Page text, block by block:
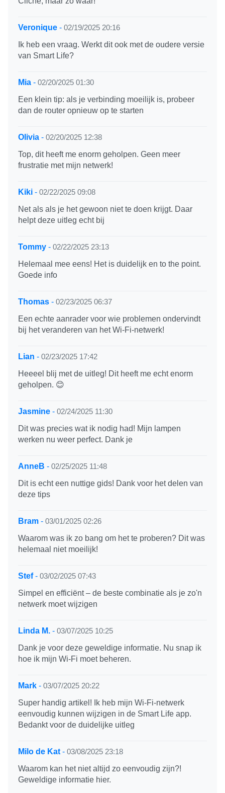
Veronique - 02/19/2025 20:16
Ik heb een vraag. Werkt dit ook met de oudere versie
van Smart Life?
Mia - 02/20/2025 01:30
Een klein tip: als je verbinding moeilijk is, probeer
dan de router opnieuw op te starten
Olivia - 02/20/2025 12:38
Top, dit heeft me enorm geholpen. Geen meer
frustratie met mijn netwerk!
Kiki - 02/22/2025 09:08
Net als als je het gewoon niet te doen krijgt. Daar
helpt deze uitleg echt bij
Tommy - 02/22/2025 23:13
Helemaal mee eens! Het is duidelijk en to the point.
Goede info
Thomas - 02/23/2025 06:37
Een echte aanrader voor wie problemen ondervindt
bij het veranderen van het Wi-Fi-netwerk!
Lian - 02/23/2025 17:42
Heeeel blij met de uitleg! Dit heeft me echt enorm
geholpen. 😊
Jasmine - 02/24/2025 11:30
Dit was precies wat ik nodig had! Mijn lampen
werken nu weer perfect. Dank je
AnneB - 02/25/2025 11:48
Dit is echt een nuttige gids! Dank voor het delen van
deze tips
Bram - 03/01/2025 02:26
Waarom was ik zo bang om het te proberen? Dit was
helemaal niet moeilijk!
Stef- 03/02/2025 07:43
Simpel en efficiënt – de beste combinatie als je zo'n
netwerk moet wijzigen
Linda M. - 03/07/2025 10:25
Dank je voor deze geweldige informatie. Nu snap ik
hoe ik mijn Wi-Fi moet beheren.
Mark - 03/07/2025 20:22
Super handig artikel! Ik heb mijn Wi-Fi-netwerk
eenvoudig kunnen wijzigen in de Smart Life app.
Bedankt voor de duidelijke uitleg
Milo de Kat - 03/08/2025 23:18
Waarom kan het niet altijd zo eenvoudig zijn?!
Geweldige informatie hier.